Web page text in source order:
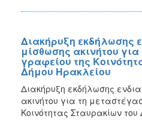
Διακήρυξη εκδήλωσης
μίσθωσης ακινήτου
γραφείου της
Δήμου Ηρακλείου
Διακήρυξη εκδήλωσης
ακινήτου για τη
Κοινότητας Σταυρακίων